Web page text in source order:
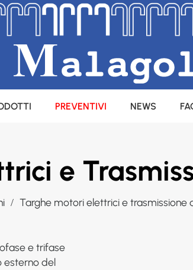
PREVENTIVI NEWS
e
Targhe motori elettrici e trasmissione
e trifase
esterno del